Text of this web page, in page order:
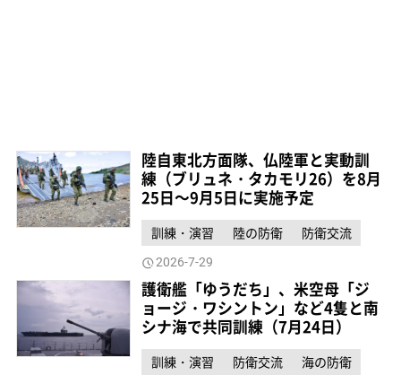
陸自東北方面隊、仏陸軍と実動訓
練（ブリュネ・タカモリ26）を8月
25日～9月5日に実施予定
訓練・演習 陸の防衛 防衛交流
2026-7-29
護衛艦「ゆうだち」、米空母「ジ
ョージ・ワシントン」など4隻と南
シナ海で共同訓練（7月24日）
訓練・演習 防衛交流 海の防衛